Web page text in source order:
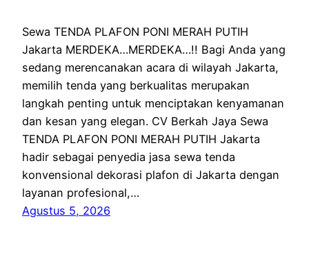
Sewa TENDA PLAFON PONI MERAH PUTIH
Jakarta MERDEKA…MERDEKA…!! Bagi Anda yang
sedang merencanakan acara di wilayah Jakarta,
memilih tenda yang berkualitas merupakan
langkah penting untuk menciptakan kenyamanan
dan kesan yang elegan. CV Berkah Jaya Sewa
TENDA PLAFON PONI MERAH PUTIH Jakarta
hadir sebagai penyedia jasa sewa tenda
konvensional dekorasi plafon di Jakarta dengan
layanan profesional,…
Agustus 5, 2026